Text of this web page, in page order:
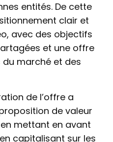
entités. De cette
clair et
avec des objectifs
et une offre
marché et des
de l’offre a
de valeur
mettant en avant
capitalisant sur les